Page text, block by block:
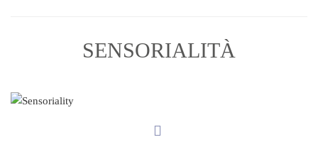
SENSORIALITÀ